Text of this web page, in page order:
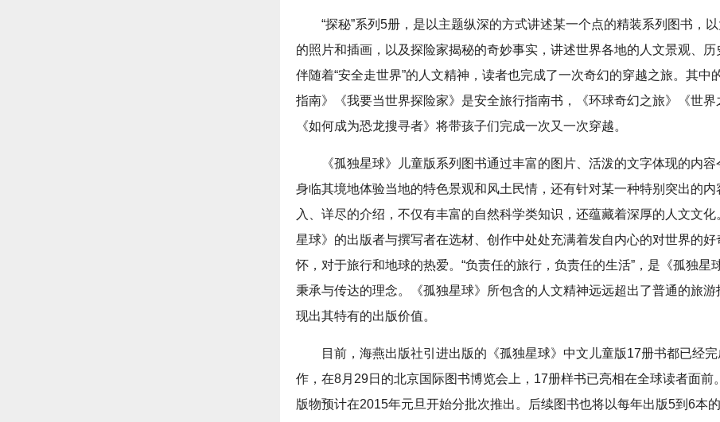
“探秘”系列5册，是以主题纵深的方式讲述某一个点的精装系列图书，
的照片和插画，以及探险家揭秘的奇妙事实，讲述世界各地的人文景观、历
伴随着“安全走世界”的人文精神，读者也完成了一次奇幻的穿越之旅。其中
指南》《我要当世界探险家》是安全旅行指南书，《环球奇幻之旅》《世界
《如何成为恐龙搜寻者》将带孩子们完成一次又一次穿越。
《孤独星球》儿童版系列图书通过丰富的图片、活泼的文字体现的内容
身临其境地体验当地的特色景观和风土民情，还有针对某一种特别突出的内
入、详尽的介绍，不仅有丰富的自然科学类知识，还蕴藏着深厚的人文文化
星球》的出版者与撰写者在选材、创作中处处充满着发自内心的对世界的好
怀，对于旅行和地球的热爱。“负责任的旅行，负责任的生活”，是《孤独星
秉承与传达的理念。《孤独星球》所包含的人文精神远远超出了普通的旅游
现出其特有的出版价值。
目前，海燕出版社引进出版的《孤独星球》中文儿童版17册书都已经完
作，在8月29日的北京国际图书博览会上，17册样书已亮相在全球读者面前
版物预计在2015年元旦开始分批次推出。后续图书也将以每年出版5到6本